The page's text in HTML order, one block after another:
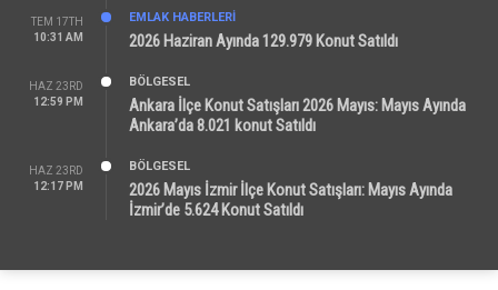
TEM 17TH
10:31 AM
EMLAK HABERLERI
2026 Haziran Ayında 129.979 Konut Satıldı
HAZ 23RD
12:59 PM
BÖLGESEL
Ankara İlçe Konut Satışları 2026 Mayıs: Mayıs Ayında
Ankara’da 8.021 konut Satıldı
HAZ 23RD
12:17 PM
BÖLGESEL
2026 Mayıs İzmir İlçe Konut Satışları: Mayıs Ayında
İzmir’de 5.624 Konut Satıldı